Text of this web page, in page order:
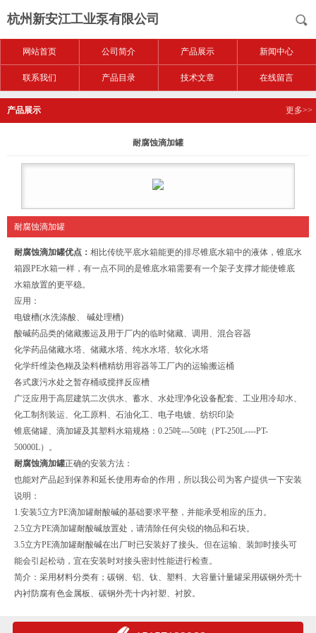
杭州新安江工业泵有限公司
网站首页 公司简介 产品展示 新闻中心
联系我们 产品目录 技术文章 在线留言
产品展示 更多>>
耐腐蚀滴加罐
耐腐蚀滴加罐
耐腐蚀滴加罐优点： 相比传统平底水箱能更的排尽锥底水箱中的液体，锥底水
箱跟PE水箱一样，有一点不同的是锥底水箱需要有一个架子支撑才能使锥底
水箱放置的更平稳。
应用：
电镀槽(水洗涤酸、 碱处理槽)
酸碱药品类的储藏搬运及用于厂内的临时储藏、调用、混合容器
化学药品储藏水塔、储藏水塔、纯水水塔、软化水塔
化学纤维染色糊及染料槽精纺用容器等工厂内的运输搬运桶
各式废污水处之暂存桶或搅拌反应槽
广泛应用于高层建筑二次供水、蓄水、水处理净化设备配套、工业用冷却水、
化工制剂装运、化工原料、石油化工、电子电镀、纺织印染
锥底储罐、滴加罐及其塑料水箱规格：0.25吨---50吨（PT-250L----PT-
50000L）。
耐腐蚀滴加罐正确的安装方法：
也能对产品起到保养和延长使用寿命的作用，所以我公司为客户提供一下安装
说明：
1.安装5立方PE滴加罐耐酸碱的基础要求平整，并能承受相应的压力。
2.5立方PE滴加罐耐酸碱放置处，请清除任何尖锐的物品和石块。
3.5立方PE滴加罐耐酸碱在出厂时已安装好了接头。但在运输、装卸时接头可
能会引起松动，宜在安装时对接头密封性能进行检查。
简介：采用材料分类有；碳钢、铝、钛、塑料、大容量计量罐采用碳钢外壳十
内衬防腐有色金属板、碳钢外壳十内衬塑、衬胶。